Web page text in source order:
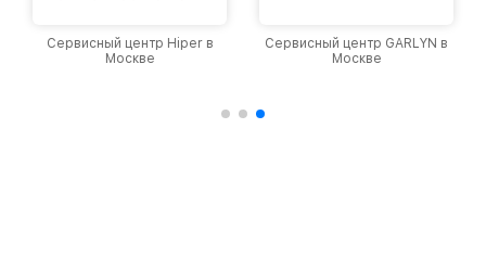
Сервисный центр Hiper в
Москве
Сервисный центр GARLYN в
Москве